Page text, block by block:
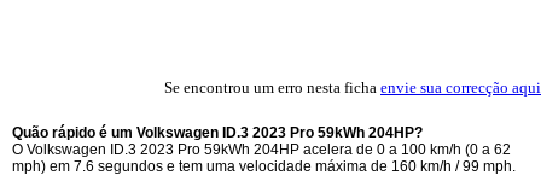
Se encontrou um erro nesta ficha envie sua correcção aqui
Quão rápido é um Volkswagen ID.3 2023 Pro 59kWh 204HP?
O Volkswagen ID.3 2023 Pro 59kWh 204HP acelera de 0 a 100 km/h (0 a 62
mph) em 7.6 segundos e tem uma velocidade máxima de 160 km/h / 99 mph.